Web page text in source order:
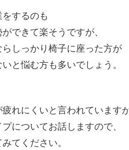
するのも
できて楽そうですが、
しっかり椅子に座った方が
と悩む方も多いでしょう。
れにくいと言われていますが
についてお話しますので、
てください。